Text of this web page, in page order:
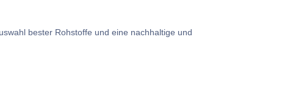
bester Rohstoffe und eine nachhaltige und